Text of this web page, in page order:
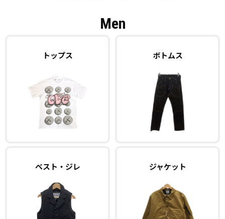
Men
トップス ボトムス
ベスト・ジレ ジャケット